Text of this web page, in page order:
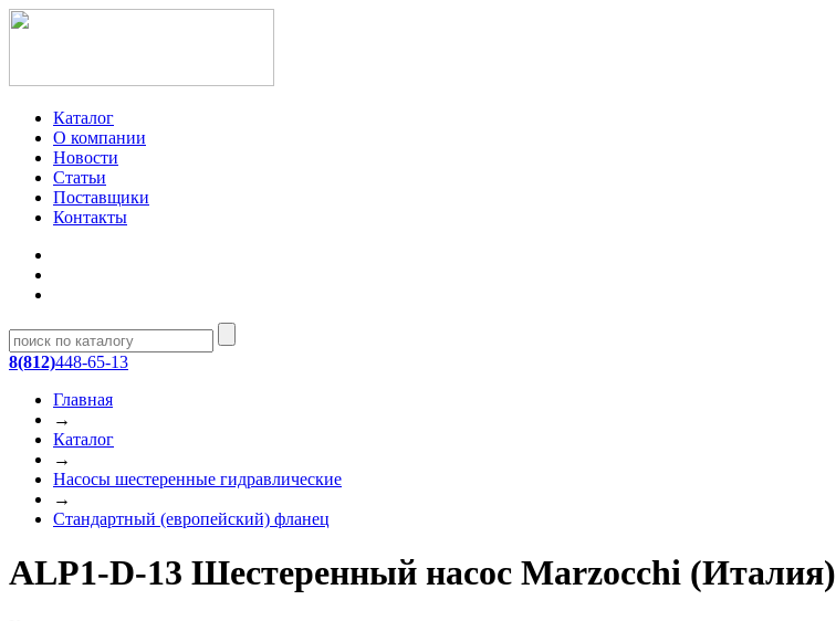
Каталог
О компании
Новости
Статьи
Поставщики
Контакты
8(812)448-65-13
Главная
→
Каталог
→
Насосы шестеренные гидравлические
→
Стандартный (европейский) фланец
ALP1-D-13 Шестеренный насос Marzocchi (Италия)